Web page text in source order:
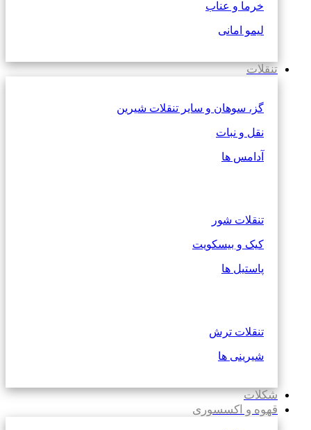
خرما و عناب
لیمو امانی
تنقلات
گز، سوهان و سایر تنقلات شیرین
نقل و نبات
آدامس ها
تنقلات شور
کیک و بیسکویت
پاستیل ها
تنقلات ترش
شیرینی ها
شکلات
قهوه و اکسسوری